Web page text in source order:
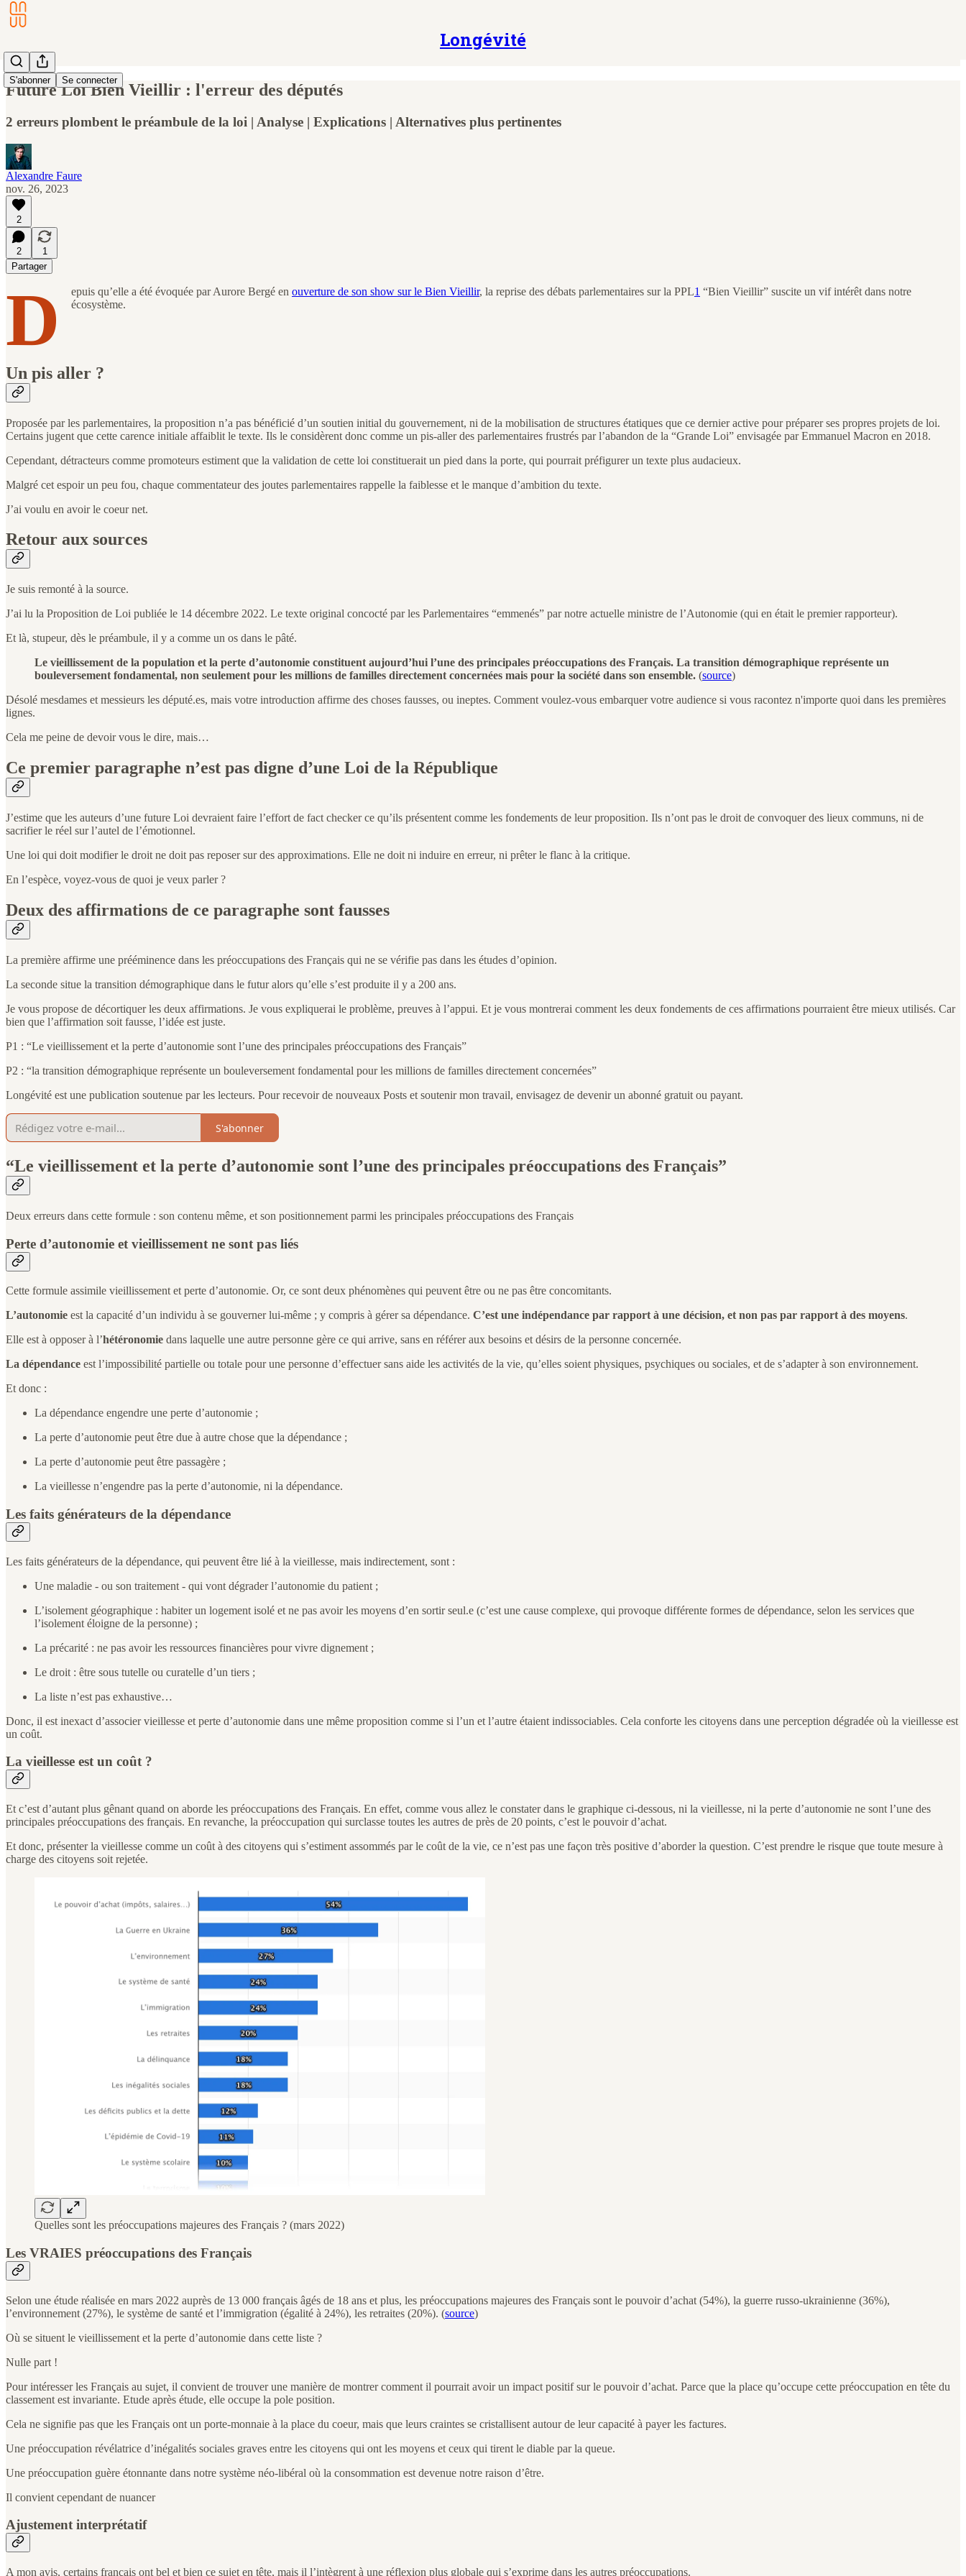
Longévité
S'abonner Se connecter
Future Loi Bien Vieillir : l'erreur des députés
2 erreurs plombent le préambule de la loi | Analyse | Explications | Alternatives plus pertinentes
Alexandre Faure
nov. 26, 2023
2
2
1
Partager
D epuis qu’elle a été évoquée par Aurore Bergé en ouverture de son show sur le Bien Vieillir, la reprise des débats parlementaires sur la PPL1 “Bien Vieillir” suscite un vif intérêt dans notre
écosystème.
Un pis aller ?
Proposée par les parlementaires, la proposition n’a pas bénéficié d’un soutien initial du gouvernement, ni de la mobilisation de structures étatiques que ce dernier active pour préparer ses propres projets de loi.
Certains jugent que cette carence initiale affaiblit le texte. Ils le considèrent donc comme un pis-aller des parlementaires frustrés par l’abandon de la “Grande Loi” envisagée par Emmanuel Macron en 2018.
Cependant, détracteurs comme promoteurs estiment que la validation de cette loi constituerait un pied dans la porte, qui pourrait préfigurer un texte plus audacieux.
Malgré cet espoir un peu fou, chaque commentateur des joutes parlementaires rappelle la faiblesse et le manque d’ambition du texte.
J’ai voulu en avoir le coeur net.
Retour aux sources
Je suis remonté à la source.
J’ai lu la Proposition de Loi publiée le 14 décembre 2022. Le texte original concocté par les Parlementaires “emmenés” par notre actuelle ministre de l’Autonomie (qui en était le premier rapporteur).
Et là, stupeur, dès le préambule, il y a comme un os dans le pâté.
Le vieillissement de la population et la perte d’autonomie constituent aujourd’hui l’une des principales préoccupations des Français. La transition démographique représente un
bouleversement fondamental, non seulement pour les millions de familles directement concernées mais pour la société dans son ensemble. (source)
Désolé mesdames et messieurs les député.es, mais votre introduction affirme des choses fausses, ou ineptes. Comment voulez-vous embarquer votre audience si vous racontez n'importe quoi dans les premières
lignes.
Cela me peine de devoir vous le dire, mais…
Ce premier paragraphe n’est pas digne d’une Loi de la République
J’estime que les auteurs d’une future Loi devraient faire l’effort de fact checker ce qu’ils présentent comme les fondements de leur proposition. Ils n’ont pas le droit de convoquer des lieux communs, ni de
sacrifier le réel sur l’autel de l’émotionnel.
Une loi qui doit modifier le droit ne doit pas reposer sur des approximations. Elle ne doit ni induire en erreur, ni prêter le flanc à la critique.
En l’espèce, voyez-vous de quoi je veux parler ?
Deux des affirmations de ce paragraphe sont fausses
La première affirme une prééminence dans les préoccupations des Français qui ne se vérifie pas dans les études d’opinion.
La seconde situe la transition démographique dans le futur alors qu’elle s’est produite il y a 200 ans.
Je vous propose de décortiquer les deux affirmations. Je vous expliquerai le problème, preuves à l’appui. Et je vous montrerai comment les deux fondements de ces affirmations pourraient être mieux utilisés. Car
bien que l’affirmation soit fausse, l’idée est juste.
P1 : “Le vieillissement et la perte d’autonomie sont l’une des principales préoccupations des Français”
P2 : “la transition démographique représente un bouleversement fondamental pour les millions de familles directement concernées”
Longévité est une publication soutenue par les lecteurs. Pour recevoir de nouveaux Posts et soutenir mon travail, envisagez de devenir un abonné gratuit ou payant.
S'abonner
“Le vieillissement et la perte d’autonomie sont l’une des principales préoccupations des Français”
Deux erreurs dans cette formule : son contenu même, et son positionnement parmi les principales préoccupations des Français
Perte d’autonomie et vieillissement ne sont pas liés
Cette formule assimile vieillissement et perte d’autonomie. Or, ce sont deux phénomènes qui peuvent être ou ne pas être concomitants.
L’autonomie est la capacité d’un individu à se gouverner lui-même ; y compris à gérer sa dépendance. C’est une indépendance par rapport à une décision, et non pas par rapport à des moyens.
Elle est à opposer à l’hétéronomie dans laquelle une autre personne gère ce qui arrive, sans en référer aux besoins et désirs de la personne concernée.
La dépendance est l’impossibilité partielle ou totale pour une personne d’effectuer sans aide les activités de la vie, qu’elles soient physiques, psychiques ou sociales, et de s’adapter à son environnement.
Et donc :
La dépendance engendre une perte d’autonomie ;
La perte d’autonomie peut être due à autre chose que la dépendance ;
La perte d’autonomie peut être passagère ;
La vieillesse n’engendre pas la perte d’autonomie, ni la dépendance.
Les faits générateurs de la dépendance
Les faits générateurs de la dépendance, qui peuvent être lié à la vieillesse, mais indirectement, sont :
Une maladie - ou son traitement - qui vont dégrader l’autonomie du patient ;
L’isolement géographique : habiter un logement isolé et ne pas avoir les moyens d’en sortir seul.e (c’est une cause complexe, qui provoque différente formes de dépendance, selon les services que
l’isolement éloigne de la personne) ;
La précarité : ne pas avoir les ressources financières pour vivre dignement ;
Le droit : être sous tutelle ou curatelle d’un tiers ;
La liste n’est pas exhaustive…
Donc, il est inexact d’associer vieillesse et perte d’autonomie dans une même proposition comme si l’un et l’autre étaient indissociables. Cela conforte les citoyens dans une perception dégradée où la vieillesse est
un coût.
La vieillesse est un coût ?
Et c’est d’autant plus gênant quand on aborde les préoccupations des Français. En effet, comme vous allez le constater dans le graphique ci-dessous, ni la vieillesse, ni la perte d’autonomie ne sont l’une des
principales préoccupations des français. En revanche, la préoccupation qui surclasse toutes les autres de près de 20 points, c’est le pouvoir d’achat.
Et donc, présenter la vieillesse comme un coût à des citoyens qui s’estiment assommés par le coût de la vie, ce n’est pas une façon très positive d’aborder la question. C’est prendre le risque que toute mesure à
charge des citoyens soit rejetée.
Quelles sont les préoccupations majeures des Français ? (mars 2022)
Les VRAIES préoccupations des Français
Selon une étude réalisée en mars 2022 auprès de 13 000 français âgés de 18 ans et plus, les préoccupations majeures des Français sont le pouvoir d’achat (54%), la guerre russo-ukrainienne (36%),
l’environnement (27%), le système de santé et l’immigration (égalité à 24%), les retraites (20%). (source)
Où se situent le vieillissement et la perte d’autonomie dans cette liste ?
Nulle part !
Pour intéresser les Français au sujet, il convient de trouver une manière de montrer comment il pourrait avoir un impact positif sur le pouvoir d’achat. Parce que la place qu’occupe cette préoccupation en tête du
classement est invariante. Etude après étude, elle occupe la pole position.
Cela ne signifie pas que les Français ont un porte-monnaie à la place du coeur, mais que leurs craintes se cristallisent autour de leur capacité à payer les factures.
Une préoccupation révélatrice d’inégalités sociales graves entre les citoyens qui ont les moyens et ceux qui tirent le diable par la queue.
Une préoccupation guère étonnante dans notre système néo-libéral où la consommation est devenue notre raison d’être.
Il convient cependant de nuancer
Ajustement interprétatif
A mon avis, certains français ont bel et bien ce sujet en tête, mais il l’intègrent à une réflexion plus globale qui s’exprime dans les autres préoccupations.